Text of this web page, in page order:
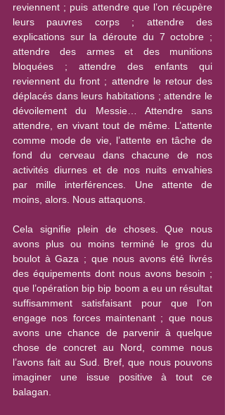
reviennent ; puis attendre que l’on récupère
leurs pauvres corps ; attendre des
explications sur la déroute du 7 octobre ;
attendre des armes et des munitions
bloquées ; attendre des enfants qui
reviennent du front ; attendre le retour des
déplacés dans leurs habitations ; attendre le
dévoilement du Messie… Attendre sans
attendre, en vivant tout de même. L’attente
comme mode de vie, l’attente en tâche de
fond du cerveau dans chacune de nos
activités diurnes et de nos nuits envahies
par mille interférences. Une attente de
moins, alors. Nous attaquons.
Cela signifie plein de choses. Que nous
avons plus ou moins terminé le gros du
boulot à Gaza ; que nous avons été livrés
des équipements dont nous avons besoin ;
que l’opération bip bip boom a eu un résultat
suffisamment satisfaisant pour que l’on
engage nos forces maintenant ; que nous
avons une chance de parvenir à quelque
chose de concret au Nord, comme nous
l’avons fait au Sud. Bref, que nous pouvons
imaginer une issue positive à tout ce
balagan.